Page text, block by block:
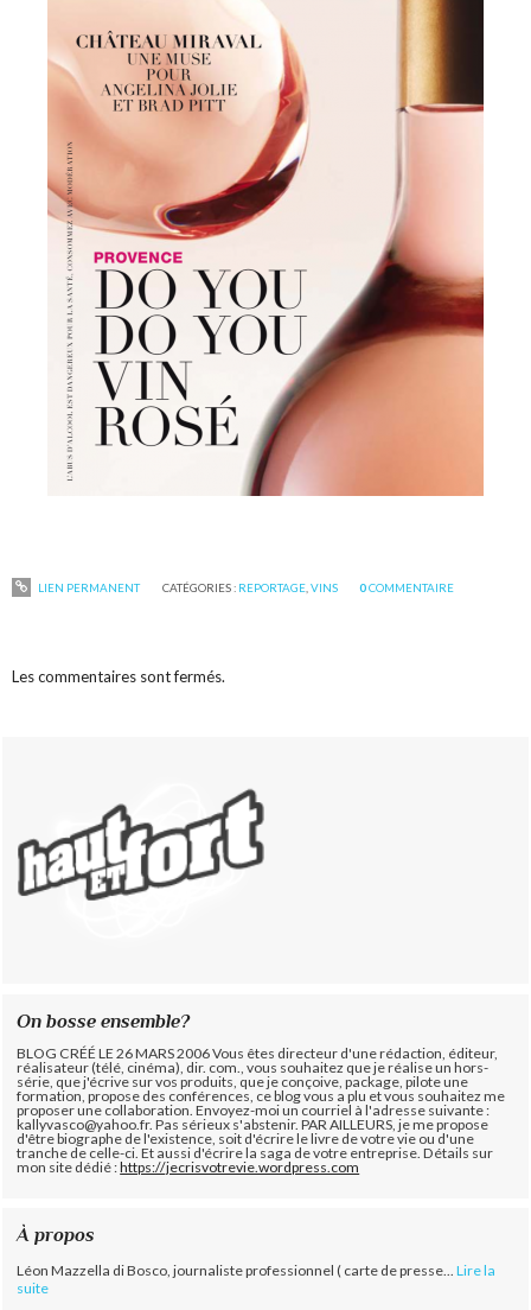
LIEN PERMANENT CATÉGORIES : REPORTAGE,VINS 0COMMENTAIRE
Les commentaires sont fermés.
On bosse ensemble?
BLOG CRÉÉ LE 26 MARS 2006 Vous êtes directeur d'une rédaction, éditeur,
réalisateur (télé, cinéma), dir. com., vous souhaitez que je réalise un hors-
série, que j'écrive sur vos produits, que je conçoive, package, pilote une
formation, propose des conférences, ce blog vous a plu et vous souhaitez me
proposer une collaboration. Envoyez-moi un courriel à l'adresse suivante :
kallyvasco@yahoo.fr. Pas sérieux s'abstenir. PAR AILLEURS, je me propose
d'être biographe de l'existence, soit d'écrire le livre de votre vie ou d'une
tranche de celle-ci. Et aussi d'écrire la saga de votre entreprise. Détails sur
mon site dédié :https://jecrisvotrevie.wordpress.com
À propos
Léon Mazzella di Bosco, journaliste professionnel ( carte de presse... Lire la
suite